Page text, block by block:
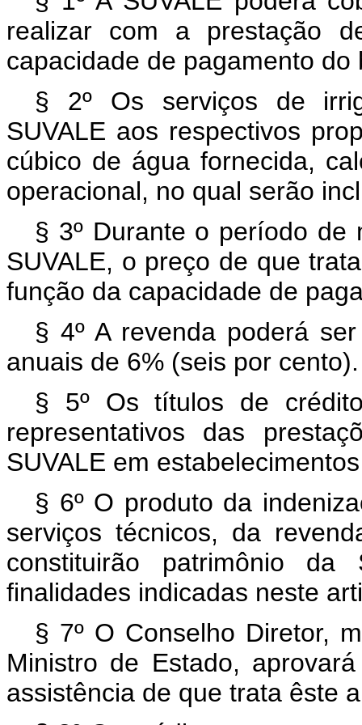
realizar com a prestação
capacidade de pagamento do
§ 2º Os serviços de
SUVALE aos respectivos
cúbico de água fornecida,
operacional, no qual serão
§ 3º Durante o período de
SUVALE, o preço de que
função da capacidade de
§ 4º A revenda poderá
anuais de 6% (seis por cento).
§ 5º Os títulos de
representativos das
SUVALE em
§ 6º O produto da
serviços técnicos, da
constituirão patrimônio
finalidades indicadas neste
§ 7º O Conselho Diretor,
Ministro de Estado,
assistência de que trata êste